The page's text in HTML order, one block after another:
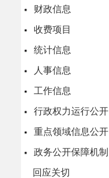
财政信息
收费项目
统计信息
人事信息
工作信息
行政权力运行公开
重点领域信息公开
政务公开保障机制
回应关切